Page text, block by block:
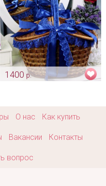
1400 р.
О нас Как купить
Вакансии Контакты
вопрос